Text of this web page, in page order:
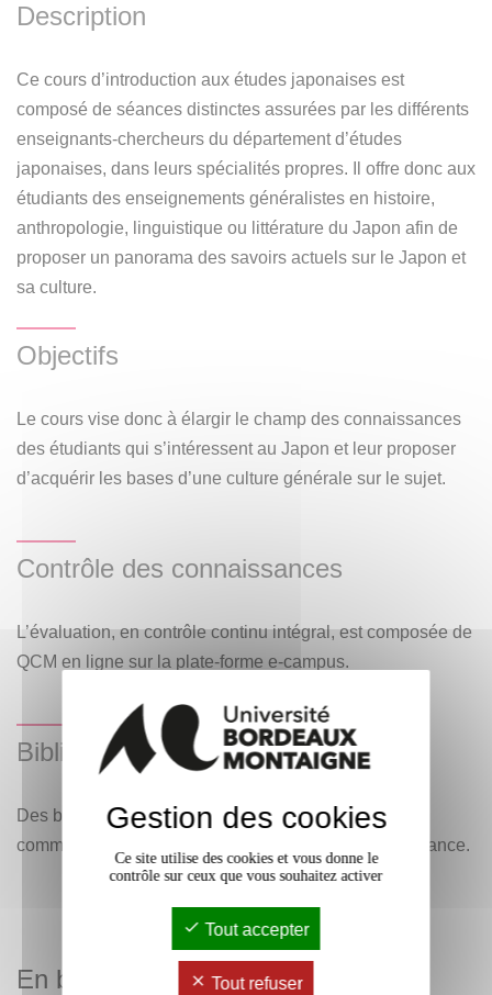
Description
Ce cours d’introduction aux études japonaises est
composé de séances distinctes assurées par les différents
enseignants-chercheurs du département d’études
japonaises, dans leurs spécialités propres. Il offre donc aux
étudiants des enseignements généralistes en histoire,
anthropologie, linguistique ou littérature du Japon afin de
proposer un panorama des savoirs actuels sur le Japon et
sa culture.
Objectifs
Le cours vise donc à élargir le champ des connaissances
des étudiants qui s’intéressent au Japon et leur proposer
d’acquérir les bases d’une culture générale sur le sujet.
Contrôle des connaissances
L’évaluation, en contrôle continu intégral, est composée de
QCM en ligne sur la plate-forme e-campus.
Bibliographie
Des bibliographies indicatives thématiques seront
communiquées aux étudiants au début de chaque séance.
En bref
Gestion des cookies
Ce site utilise des cookies et vous donne le
contrôle sur ceux que vous souhaitez activer
Tout accepter
Tout refuser